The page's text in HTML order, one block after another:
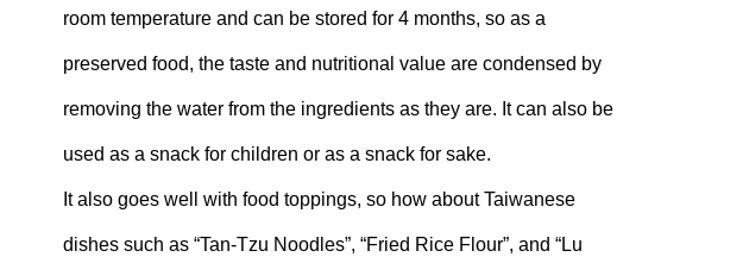
room temperature and can be stored for 4 months, so as a
preserved food, the taste and nutritional value are condensed by
removing the water from the ingredients as they are. It can also be
used as a snack for children or as a snack for sake.
It also goes well with food toppings, so how about Taiwanese
dishes such as “Tan-Tzu Noodles”, “Fried Rice Flour”, and “Lu